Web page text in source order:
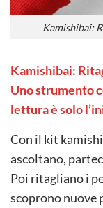
Kamishibai:
Kamishibai:
Uno strumento
lettura è solo
Con il kit
ascoltano,
Poi ritagliano i
scoprono nuove